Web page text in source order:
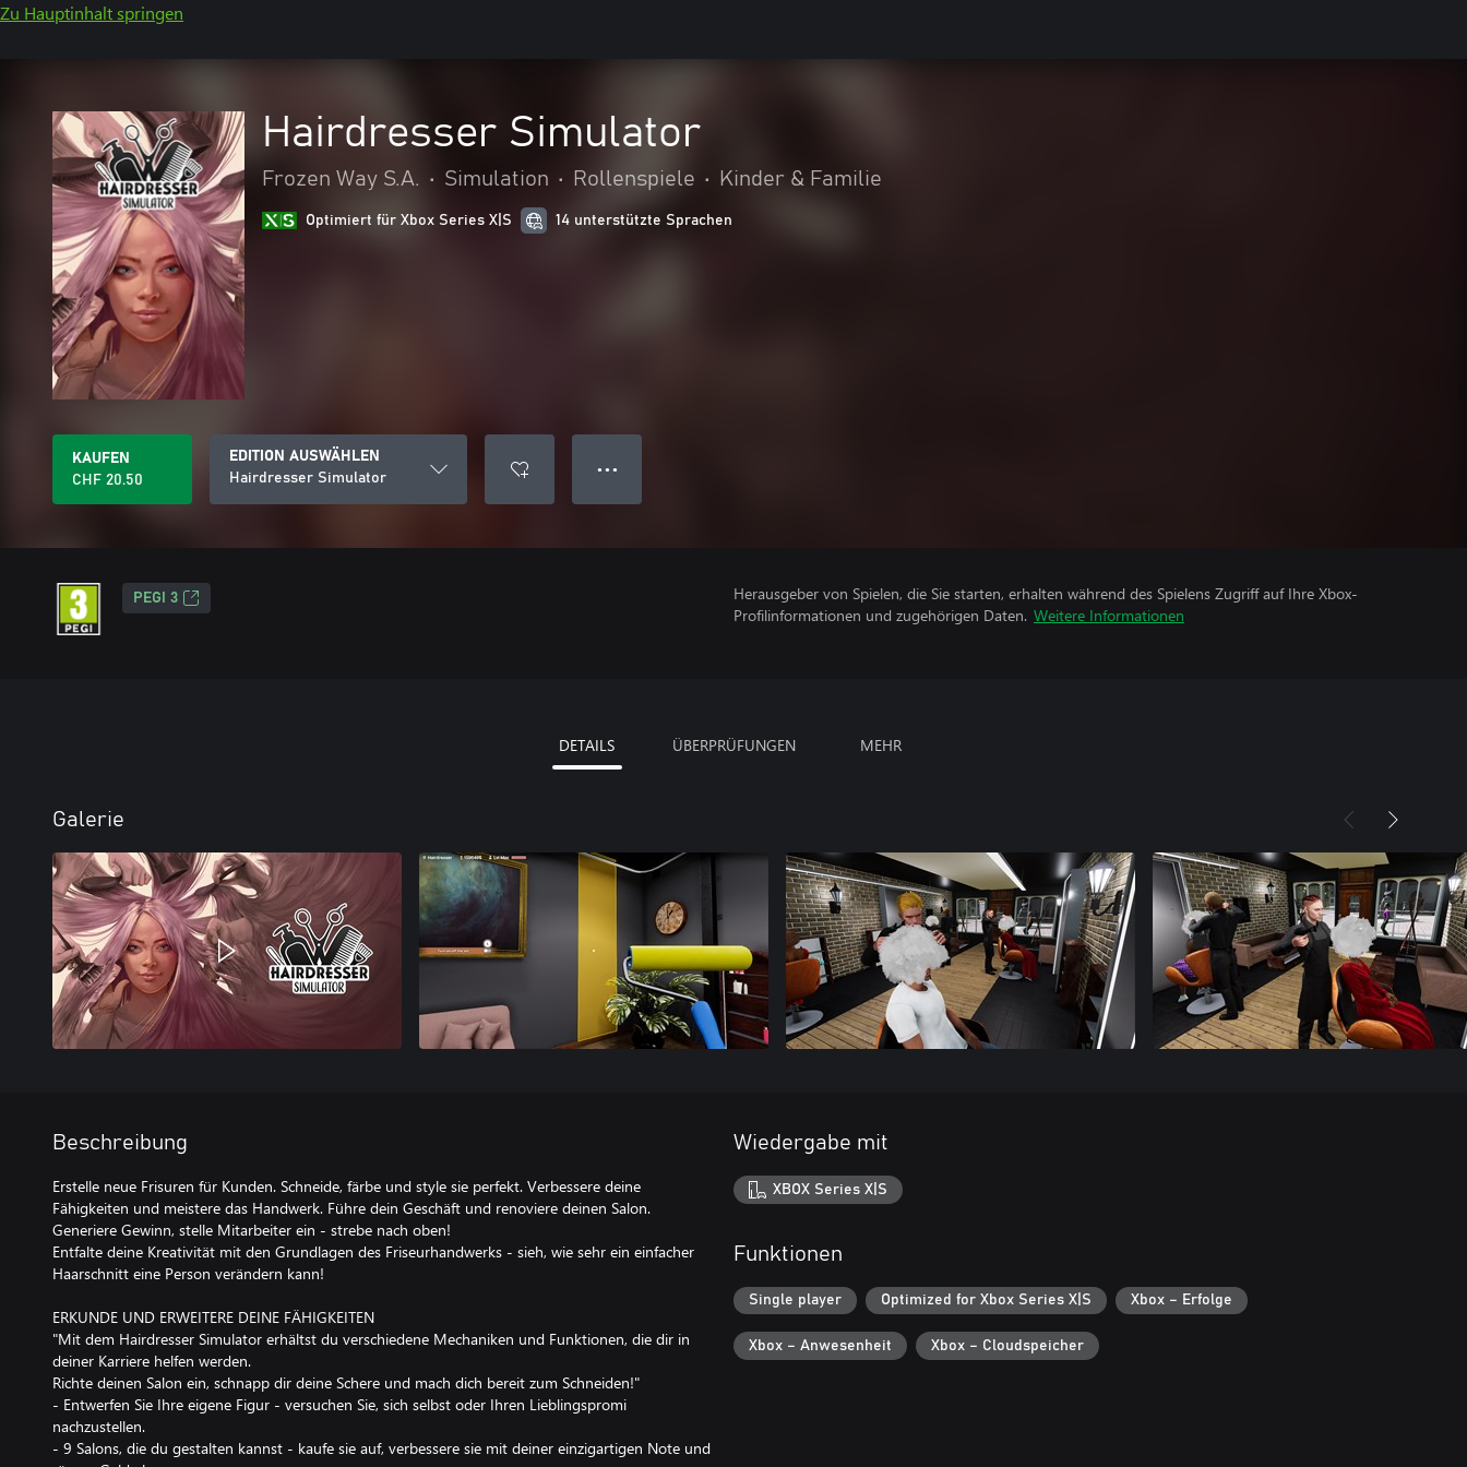
Zu Hauptinhalt springen
Hairdresser Simulator
Frozen Way S.A. • Simulation • Rollenspiele • Kinder & Familie
Optimiert für Xbox Series X|S 14 unterstützte Sprachen
KAUFEN
CHF 20.50
EDITION AUSWÄHLEN
Hairdresser Simulator
● ● ●
PEGI 3
Herausgeber von Spielen, die Sie starten, erhalten während des Spielens Zugriff auf Ihre Xbox-
Profilinformationen und zugehörigen Daten. Weitere Informationen
DETAILS ÜBERPRÜFUNGEN MEHR
Galerie
Beschreibung
Erstelle neue Frisuren für Kunden. Schneide, färbe und style sie perfekt. Verbessere deine
Fähigkeiten und meistere das Handwerk. Führe dein Geschäft und renoviere deinen Salon.
Generiere Gewinn, stelle Mitarbeiter ein - strebe nach oben!
Entfalte deine Kreativität mit den Grundlagen des Friseurhandwerks - sieh, wie sehr ein einfacher
Haarschnitt eine Person verändern kann!
ERKUNDE UND ERWEITERE DEINE FÄHIGKEITEN
"Mit dem Hairdresser Simulator erhältst du verschiedene Mechaniken und Funktionen, die dir in
deiner Karriere helfen werden.
Richte deinen Salon ein, schnapp dir deine Schere und mach dich bereit zum Schneiden!"
- Entwerfen Sie Ihre eigene Figur - versuchen Sie, sich selbst oder Ihren Lieblingspromi
nachzustellen.
- 9 Salons, die du gestalten kannst - kaufe sie auf, verbessere sie mit deiner einzigartigen Note und
Wiedergabe mit
XBOX Series X|S
Funktionen
Single player Optimized for Xbox Series X|S Xbox – Erfolge
Xbox – Anwesenheit Xbox – Cloudspeicher